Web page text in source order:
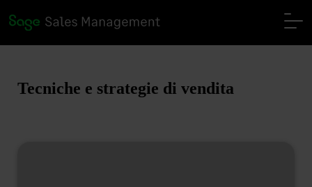
Tecniche e strategie di vendita